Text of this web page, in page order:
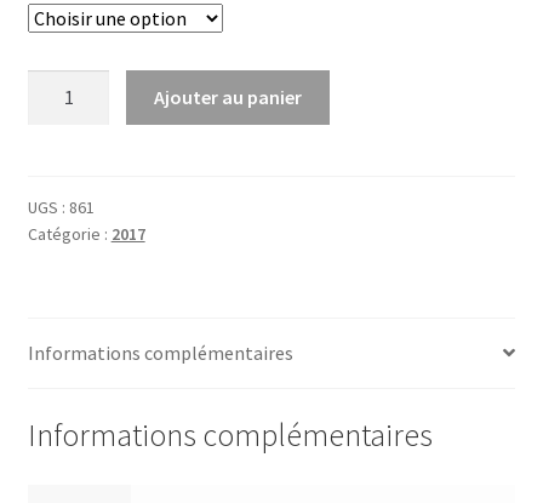
Ajouter au panier
UGS : 861
Catégorie : 2017
Informations complémentaires
Informations complémentaires